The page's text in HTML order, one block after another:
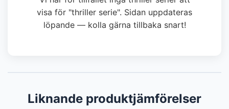
visa för "thriller serie". Sidan uppdateras
löpande — kolla gärna tillbaka snart!
Liknande produktjämförelser